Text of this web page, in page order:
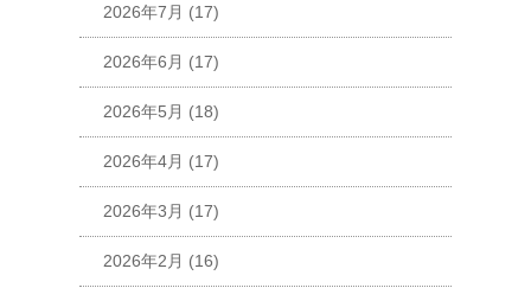
2026年7月 (17)
2026年6月 (17)
2026年5月 (18)
2026年4月 (17)
2026年3月 (17)
2026年2月 (16)